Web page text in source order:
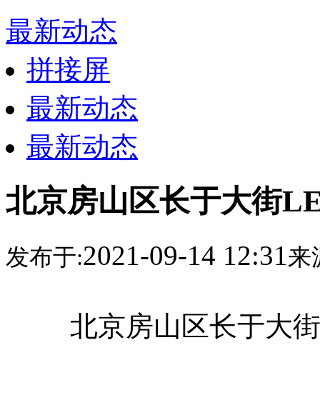
最新动态
拼接屏
最新动态
最新动态
北京房山区长于大街
发布于:2021-09-14 12:31来
北京房山区长于大街